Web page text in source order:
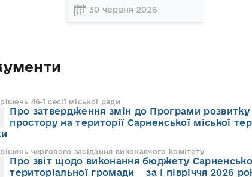
30 червня 2026
46-ї сесії міської ради
Про затвердження змін до Програми розвитку
простору на території Сарненської міської
чергового засідання виконавчого комітету
Про звіт щодо виконання бюджету
територіальної громади за І півріччя 2026